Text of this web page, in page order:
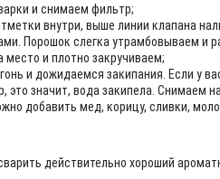
и снимаем фильтр;
внутри, выше линии клапана
Порошок слегка утрамбовываем и
и плотно закручиваем;
и дожидаемся закипания. Если у
это значит, вода закипела. Снимаем
добавить мед, корицу, сливки,
действительно хороший